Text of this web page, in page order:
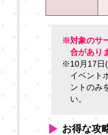
※対象のサ
合があり
※10月17日(
イベント
ントのみ
い。
お得な攻